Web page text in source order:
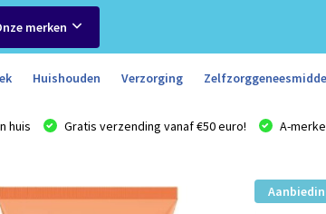
merken
Huishouden Verzorging
huis Gratis verzending vanaf €50 euro! A-